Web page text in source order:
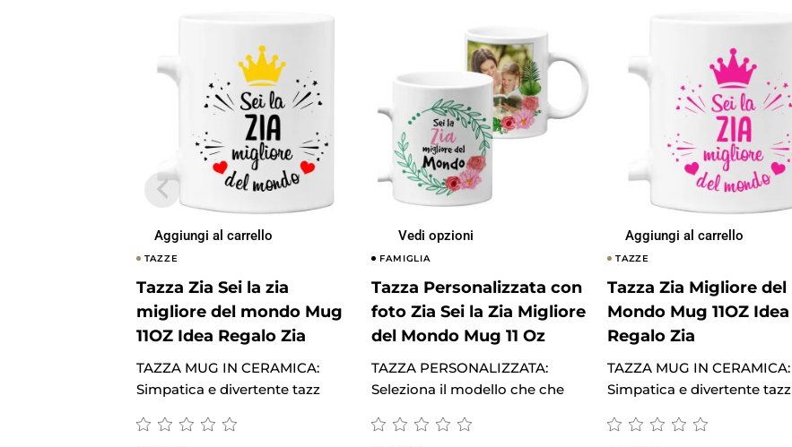
Aggiungi al carrello
TAZZE
Tazza Zia Sei la zia
migliore del mondo Mug
11OZ Idea Regalo Zia
TAZZA MUG IN CERAMICA:
Simpatica e divertente tazz
Vedi opzioni
FAMIGLIA
Tazza Personalizzata con
foto Zia Sei la Zia Migliore
del Mondo Mug 11 Oz
TAZZA PERSONALIZZATA:
Seleziona il modello che che
Aggiungi al carrello
TAZZE
Tazza Zia Migliore del
Mondo Mug 11OZ Idea
Regalo Zia
TAZZA MUG IN CERAMICA:
Simpatica e divertente tazz